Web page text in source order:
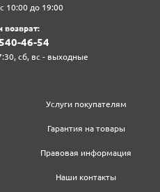
10:00 до 19:00
возврат:
4‍6‍-5‍4‍
сб, вс - выходные
Услуги покупателям
Гарантия на товары
Правовая информация
Наши контакты